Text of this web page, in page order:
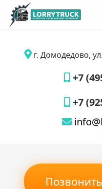
г. Домодедово,
+7
+7